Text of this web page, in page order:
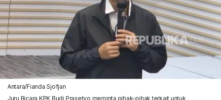
Antara/Fianda Sjofjan
Juru Bicara KPK Budi Prasetyo meminta pihak-pihak terkait untuk